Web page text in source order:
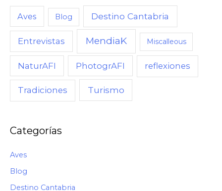
A
D
M
Aves Blog Destino Cantabria
Entrevistas MendiaK Miscalleous
NaturAFI PhotogrAFI reflexiones
Tradiciones Turismo
Categorías
Aves
Blog
Destino Cantabria